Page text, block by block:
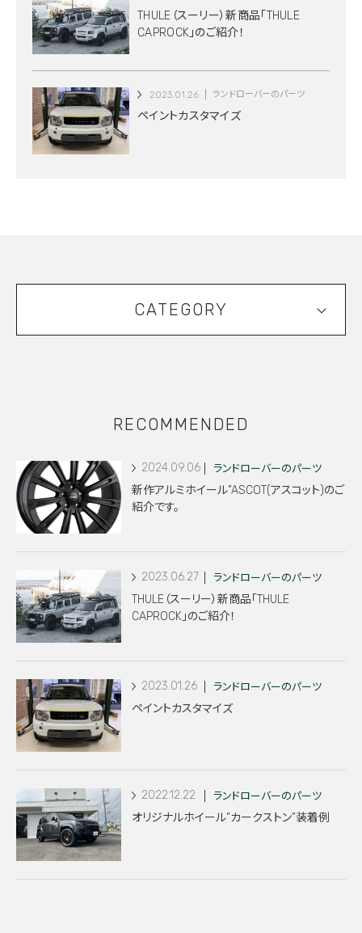
THULE（スーリー）新商品「THULE
CAPROCK」のご紹介！
2023.01.26 ランドローバーのパーツ
ペイントカスタマイズ
CATEGORY
RECOMMENDED
2024.09.06 ランドローバーのパーツ
新作アルミホイール”ASCOT(アスコット)のご
紹介です。
2023.06.27 ランドローバーのパーツ
THULE（スーリー）新商品「THULE
CAPROCK」のご紹介！
2023.01.26 ランドローバーのパーツ
ペイントカスタマイズ
2022.12.22 ランドローバーのパーツ
オリジナルホイール”カークストン”装着例